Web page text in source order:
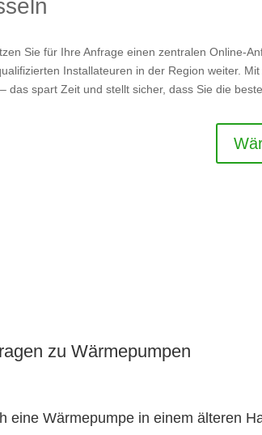
Sie für Ihre Anfrage einen zentralen Online-
Installateuren in der Region weiter.
das spart Zeit und stellt sicher, dass Sie die
zu Wärmepumpen
eine Wärmepumpe in einem älteren